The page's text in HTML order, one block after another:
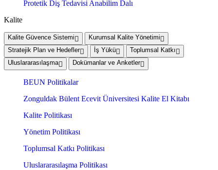
Protetik Diş Tedavisi Anabilim Dalı
Kalite
Kalite Güvence Sistemi
Kurumsal Kalite Yönetimi
Stratejik Plan ve Hedefler
İş Yükü
Toplumsal Katkı
Uluslararasılaşma
Dokümanlar ve Anketler
BEUN Politikalar
Zonguldak Bülent Ecevit Üniversitesi Kalite El Kitabı
Kalite Politikası
Yönetim Politikası
Toplumsal Katkı Politikası
Uluslararasılaşma Politikası